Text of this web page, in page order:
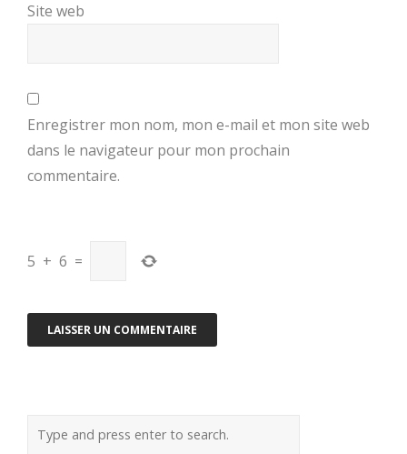
Site web
Enregistrer mon nom, mon e-mail et mon site web
dans le navigateur pour mon prochain
commentaire.
5 + 6 =